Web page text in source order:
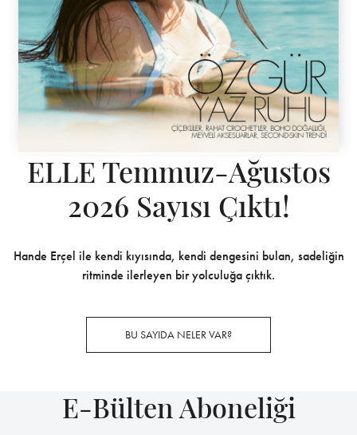
ELLE Temmuz-Ağustos
2026 Sayısı Çıktı!
Hande Erçel ile kendi kıyısında, kendi dengesini bulan, sadeliğin
ritminde ilerleyen bir yolculuğa çıktık.
BU SAYIDA NELER VAR?
E-Bülten Aboneliği